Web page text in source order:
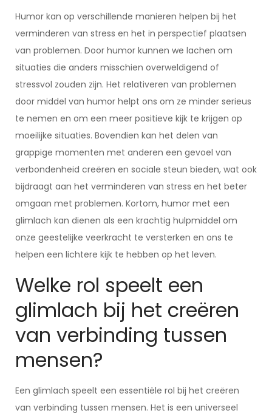
Humor kan op verschillende manieren helpen bij het
verminderen van stress en het in perspectief plaatsen
van problemen. Door humor kunnen we lachen om
situaties die anders misschien overweldigend of
stressvol zouden zijn. Het relativeren van problemen
door middel van humor helpt ons om ze minder serieus
te nemen en om een meer positieve kijk te krijgen op
moeilijke situaties. Bovendien kan het delen van
grappige momenten met anderen een gevoel van
verbondenheid creëren en sociale steun bieden, wat ook
bijdraagt aan het verminderen van stress en het beter
omgaan met problemen. Kortom, humor met een
glimlach kan dienen als een krachtig hulpmiddel om
onze geestelijke veerkracht te versterken en ons te
helpen een lichtere kijk te hebben op het leven.
Welke rol speelt een
glimlach bij het creëren
van verbinding tussen
mensen?
Een glimlach speelt een essentiële rol bij het creëren
van verbinding tussen mensen. Het is een universeel